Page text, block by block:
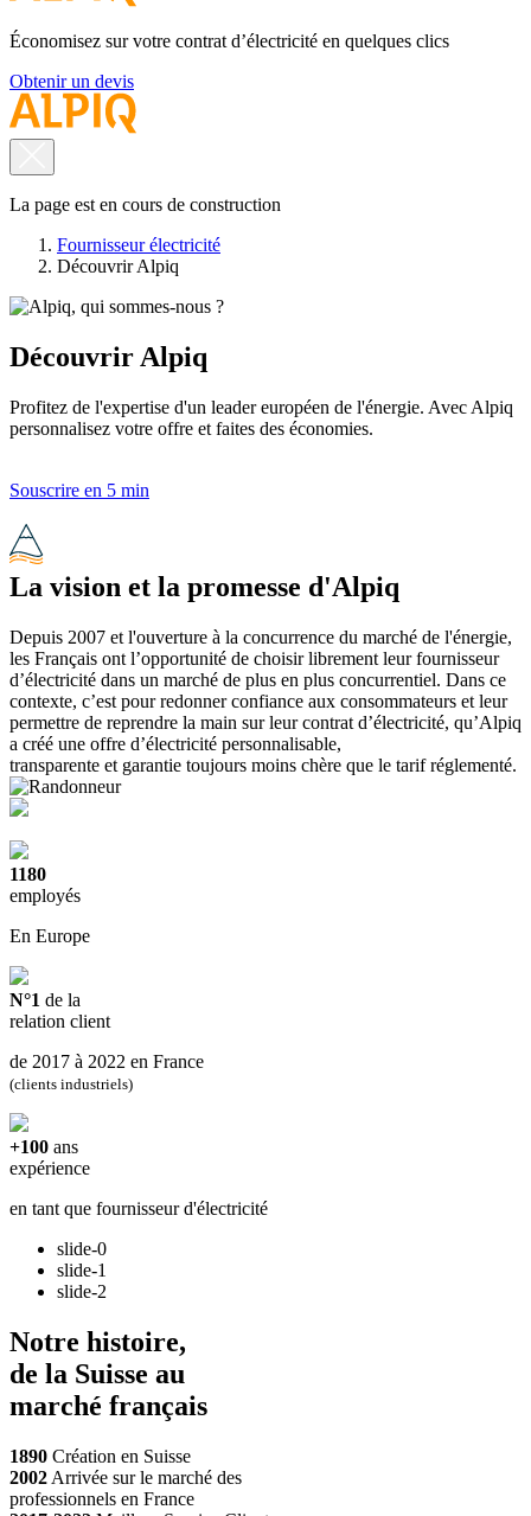
Économisez sur votre contrat d’électricité en quelques clics
Obtenir un devis
La page est en cours de construction
Fournisseur électricité
Découvrir Alpiq
Découvrir Alpiq
Profitez de l'expertise d'un leader européen de l'énergie. Avec Alpiq
personnalisez votre offre et faites des économies.
Souscrire en 5 min
La vision et la promesse d'Alpiq
Depuis 2007 et l'ouverture à la concurrence du marché de l'énergie,
les Français ont l’opportunité de choisir librement leur fournisseur
d’électricité dans un marché de plus en plus concurrentiel. Dans ce
contexte, c’est pour redonner confiance aux consommateurs et leur
permettre de reprendre la main sur leur contrat d’électricité, qu’Alpiq
a créé une offre d’électricité personnalisable,
transparente et garantie toujours moins chère que le tarif réglementé.
1180
employés
En Europe
N°1 de la
relation client
de 2017 à 2022 en France
(clients industriels)
+100 ans
expérience
en tant que fournisseur d'électricité
slide-0
slide-1
slide-2
Notre histoire,
de la Suisse au
marché français
1890 Création en Suisse
2002 Arrivée sur le marché des
professionnels en France